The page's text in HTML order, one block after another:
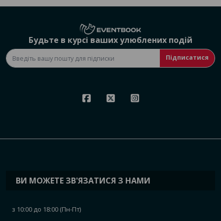
Будьте в курсі ваших улюблених подій
Підписатися
ВИ МОЖЕТЕ ЗВ'ЯЗАТИСЯ З НАМИ
з 10:00 до 18:00 (Пн-Пт)